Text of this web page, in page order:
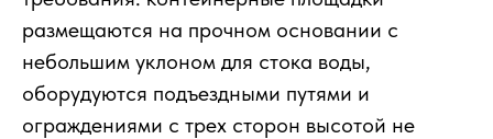
размещаются на прочном основании с
небольшим уклоном для стока воды,
оборудуются подъездными путями и
ограждениями с трех сторон высотой не